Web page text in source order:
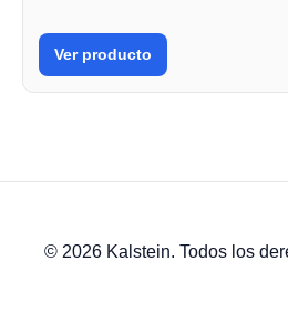
Ver producto
© 2026 Kalstein. Todos los